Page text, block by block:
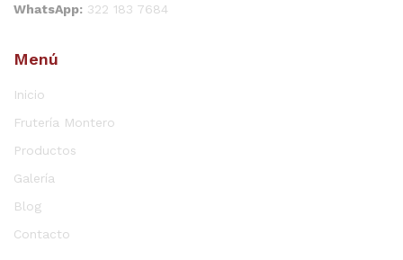
WhatsApp: 322 183 7684
Menú
Inicio
Frutería Montero
Productos
Galería
Blog
Contacto